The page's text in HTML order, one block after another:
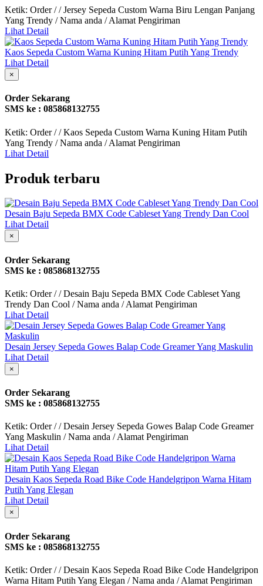
Ketik: Order / / Jersey Sepeda Custom Warna Biru Lengan Panjang
Yang Trendy / Nama anda / Alamat Pengiriman
Lihat Detail
Kaos Sepeda Custom Warna Kuning Hitam Putih Yang Trendy
Lihat Detail
×
Order Sekarang
SMS ke : 085868132755
Ketik: Order / / Kaos Sepeda Custom Warna Kuning Hitam Putih
Yang Trendy / Nama anda / Alamat Pengiriman
Lihat Detail
Produk terbaru
Desain Baju Sepeda BMX Code Cableset Yang Trendy Dan Cool
Lihat Detail
×
Order Sekarang
SMS ke : 085868132755
Ketik: Order / / Desain Baju Sepeda BMX Code Cableset Yang
Trendy Dan Cool / Nama anda / Alamat Pengiriman
Lihat Detail
Desain Jersey Sepeda Gowes Balap Code Greamer Yang Maskulin
Lihat Detail
×
Order Sekarang
SMS ke : 085868132755
Ketik: Order / / Desain Jersey Sepeda Gowes Balap Code Greamer
Yang Maskulin / Nama anda / Alamat Pengiriman
Lihat Detail
Desain Kaos Sepeda Road Bike Code Handelgripon Warna Hitam
Putih Yang Elegan
Lihat Detail
×
Order Sekarang
SMS ke : 085868132755
Ketik: Order / / Desain Kaos Sepeda Road Bike Code Handelgripon
Warna Hitam Putih Yang Elegan / Nama anda / Alamat Pengiriman